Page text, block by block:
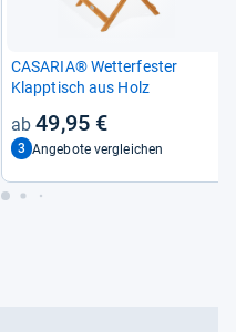
CASA­RIA® Wet­ter­fes­ter
Klapp­tisch aus Holz
49,95 €
3 Angebote vergleichen